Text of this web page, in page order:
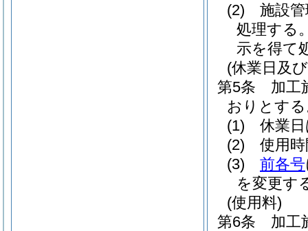
(2)
施設
処理する
示を得て
(休業日及
第5条
加工
おりとす
(1)
休業
(2)
使用
(3)
前各号
を変更す
(使用料)
第6条
加工